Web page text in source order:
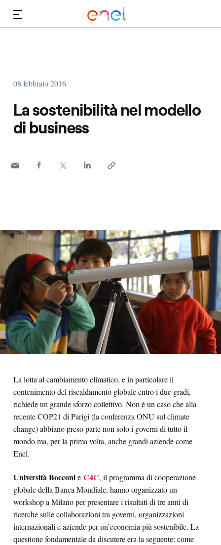
08 febbraio 2016
La sostenibilità nel modello
di business
La lotta al cambiamento climatico, e in particolare il
contenimento del riscaldamento globale entro i due gradi,
richiede un grande sforzo collettivo. Non è un caso che alla
recente COP21 di Parigi (la conferenza ONU sul climate
change) abbiano preso parte non solo i governi di tutto il
mondo ma, per la prima volta, anche grandi aziende come
Enel.
Università BocconieC4C, il programma di cooperazione
globale della Banca Mondiale, hanno organizzato un
workshop a Milano per presentare i risultati di tre anni di
ricerche sulle collaborazioni tra governi, organizzazioni
internazionali e aziende per un’economia più sostenibile. La
questione fondamentale da discutere era la seguente: come